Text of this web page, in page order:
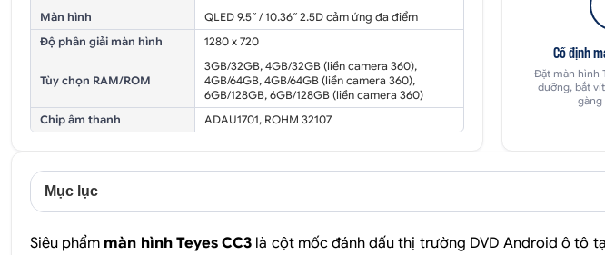
Màn hình
QLED 9.5″ / 10.36″ 2.5D cảm ứng đa điểm
Độ phân giải màn hình
1280 x 720
Tùy chọn RAM/ROM
3GB/32GB, 4GB/32GB (liền camera 360),
4GB/64GB, 4GB/64GB (liền camera 360),
6GB/128GB, 6GB/128GB (liền camera 360)
Chip âm thanh
ADAU1701, ROHM 32107
Cố định
Đặt màn hình
dưỡng, bắt
gàng
Mục lục
Siêu phẩm màn hình Teyes CC3 là cột mốc đánh dấu thị trường DVD Android ô tô